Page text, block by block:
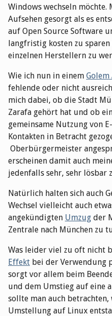
Windows wechseln
Aufsehen gesorgt als es
auf Open Source Software
langfristig kosten zu
einzelnen Herstellern zu
Wie ich nun in einem
fehlende oder nicht
mich dabei, ob die Stadt
Zarafa gehört hat und ob
gemeinsame Nutzung von
Kontakten in Betracht
Oberbürgermeister
erscheinen damit auch
jedenfalls sehr, sehr lösbar
Natürlich halten sich auch
Wechsel vielleicht auch
angekündigten Umzug der
Zentrale nach München zu
Was leider viel zu oft nicht
Effekt bei der Verwendung
sorgt vor allem beim
und dem Umstieg auf eine
sollte man auch betrachten,
Umstellung auf Linux